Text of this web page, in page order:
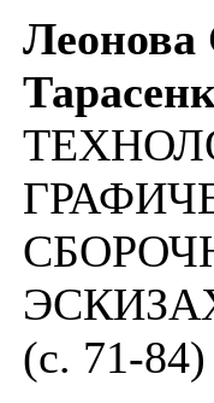
(c. 71-84)